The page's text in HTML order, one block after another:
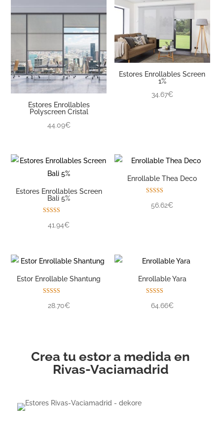
Estores Enrollables
Polyscreen Cristal
44.09€
Estores Enrollables Screen
1%
34.67€
Estores Enrollables Screen
Bali 5%
5.00
de 5
41.94€
Enrollable Thea Deco
5.00
56.62€
Estor Enrollable Shantung
5.00
de 5
28.70€
Enrollable Yara
5.00
de 5
64.66€
Crea tu estor a medida en
Rivas-Vaciamadrid